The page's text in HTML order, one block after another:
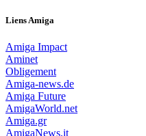
Liens Amiga
Amiga Impact
Aminet
Obligement
Amiga-news.de
Amiga Future
AmigaWorld.net
Amiga.gr
AmigaNews.it